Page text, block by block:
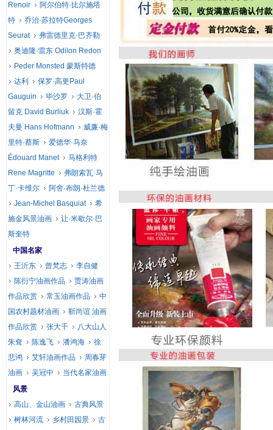
Renoir
阿尔伯特·比尔施塔
特
乔治·苏拉特Georges
Seurat
弗雷德里克·巴齐勒
奥迪隆·雷东 Odilon Redon
Peder Monsted 蒙斯特德
达利
保罗·高更Paul
Gauguin
毕沙罗
大卫·伯
留克 David Burliuk
汉斯·霍
夫曼 Hans Hofmann
威廉·梅
里特·蔡斯
爱德华·马奈
Édouard Manet
马格利特
Rene Magritte
弗朗索瓦·马
丁·卡维尔
阿舍·布朗·杜兰德
Jean-Michel Basquiat
希
施金风景油画
让·米歇尔·巴
斯奎特
中国名家
王沂东
曾梵志
李自健
陈衍宁油画作品
贾涛油画
作品欣赏
常玉油画作品
中
国农村题材油画
靳尚谊 油画
作品欣赏
张大千
八大山人
朱耷
陈逸飞 潘鸿海
徐
悲鸿
艾轩油画作品
周春芽
油画
吴冠中
当代名家油画
风景
高山、金山油画
古典风景
树林河流
乡村田园景
古